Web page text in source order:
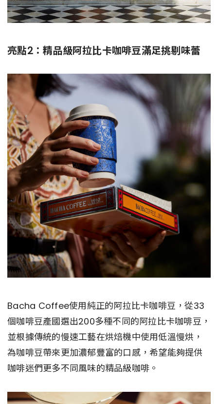
亮點2：精品級阿拉比卡咖啡豆滿足挑剔味蕾
Bacha Coffee使用純正的阿拉比卡咖啡豆，從33
個咖啡豆產國選出200多種不同的阿拉比卡咖啡豆，
並根據傳統的慢速工藝在烘焙機中使用低溫慢烘，
為咖啡豆帶來更加濃郁豐富的口感，希望能夠提供
咖啡迷們更多不同風味的精品級咖啡。